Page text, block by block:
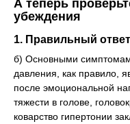
А теперь
убеждения
1. Правильный ответ
б) Основными
давления, как правило,
после эмоциональной
тяжести в голове,
коварство гипертонии